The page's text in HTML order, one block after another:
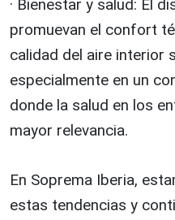
· Bienestar y salud: El
promuevan el confort
calidad del aire interior
especialmente en un
donde la salud en los
mayor relevancia.
En Soprema Iberia,
estas tendencias y